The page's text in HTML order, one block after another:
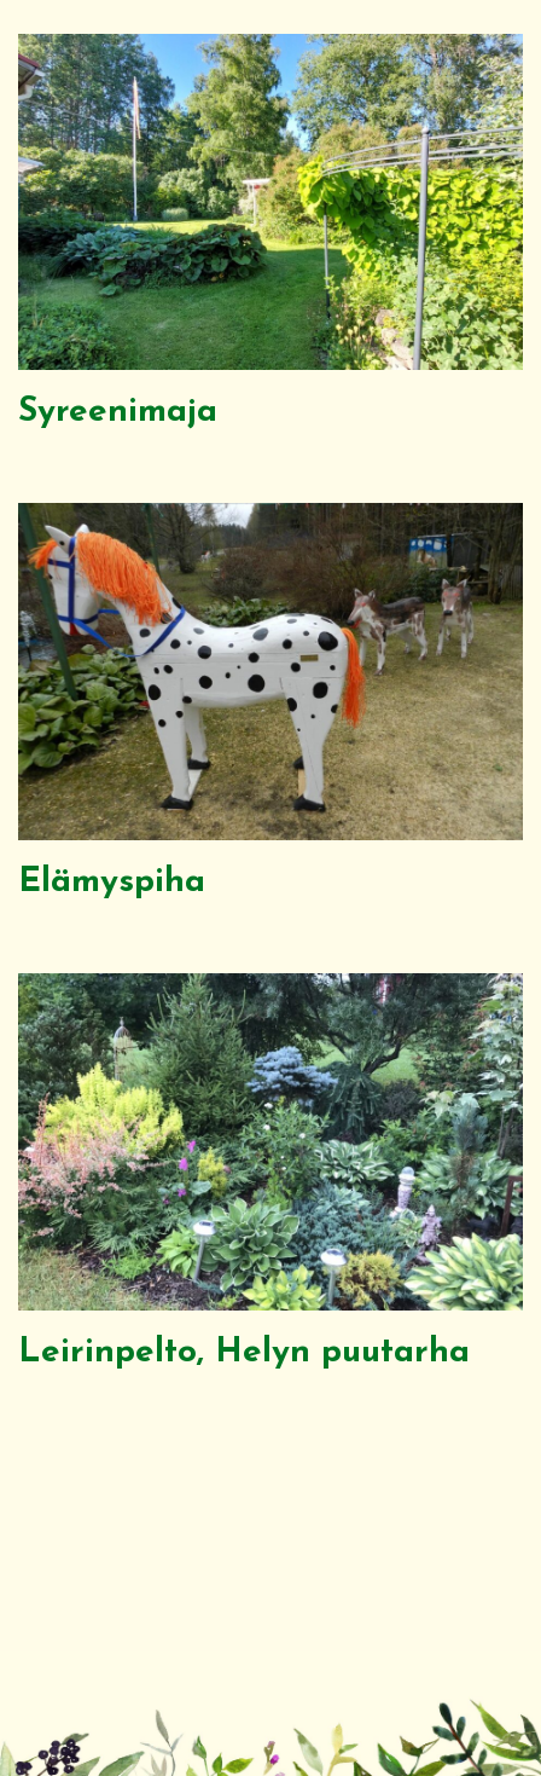
Syreenimaja
Elämyspiha
Leirinpelto, Helyn puutarha